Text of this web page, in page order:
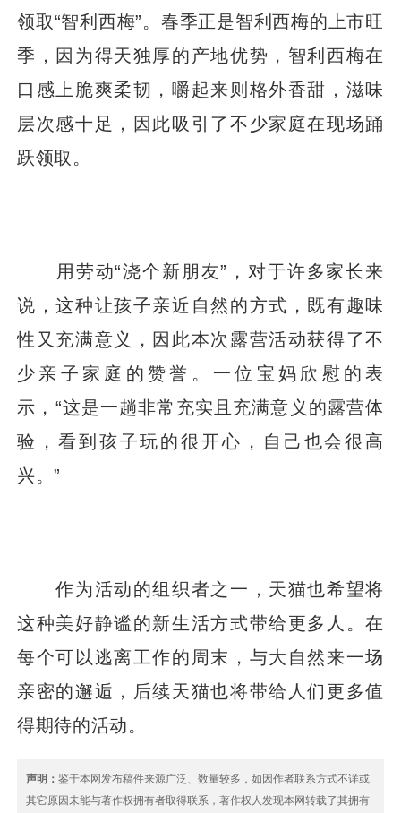
领取“智利西梅”。春季正是智利西梅的上市旺
季，因为得天独厚的产地优势，智利西梅在
口感上脆爽柔韧，嚼起来则格外香甜，滋味
层次感十足，因此吸引了不少家庭在现场踊
跃领取。
用劳动“浇个新朋友”，对于许多家长来
说，这种让孩子亲近自然的方式，既有趣味
性又充满意义，因此本次露营活动获得了不
少亲子家庭的赞誉。一位宝妈欣慰的表
示，“这是一趟非常充实且充满意义的露营体
验，看到孩子玩的很开心，自己也会很高
兴。”
作为活动的组织者之一，天猫也希望将
这种美好静谧的新生活方式带给更多人。在
每个可以逃离工作的周末，与大自然来一场
亲密的邂逅，后续天猫也将带给人们更多值
得期待的活动。
声明：鉴于本网发布稿件来源广泛、数量较多，如因作者联系方式不详或
其它原因未能与著作权拥有者取得联系，著作权人发现本网转载了其拥有